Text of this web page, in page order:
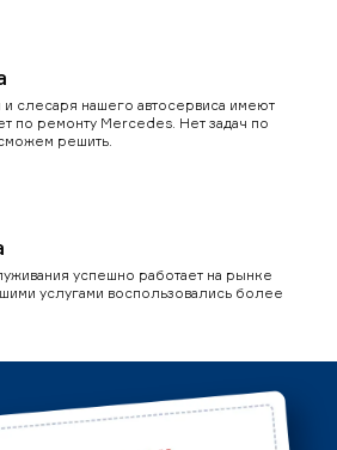
слесаря нашего автосервиса имеют
по ремонту Mercedes. Нет задач по
решить.
успешно работает на рынке
услугами воспользовались более